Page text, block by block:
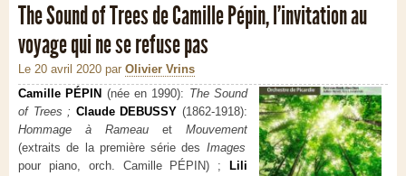
The Sound of Trees de Camille Pépin, l’invitation au
voyage qui ne se refuse pas
Le 20 avril 2020 par Olivier Vrins
Camille PÉPIN (née en 1990): The Sound
of Trees ; Claude DEBUSSY (1862-1918):
Hommage à Rameau et Mouvement
(extraits de la première série des Images
pour piano, orch. Camille PÉPIN) ;
Lili